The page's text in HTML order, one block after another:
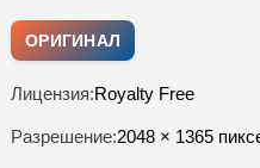
ОРИГИНАЛ
Лицензия:Royalty Free
Разрешение:2048 × 1365